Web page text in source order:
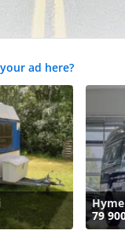
ad here?
79